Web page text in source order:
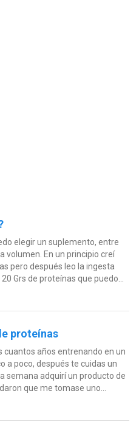
elegir un suplemento, entre
volumen. En un principio creí
pero después leo la ingesta
Grs de proteínas que puedo...
proteínas
cuantos años entrenando en un
a poco, después te cuidas un
semana adquirí un producto de
que me tomase uno...